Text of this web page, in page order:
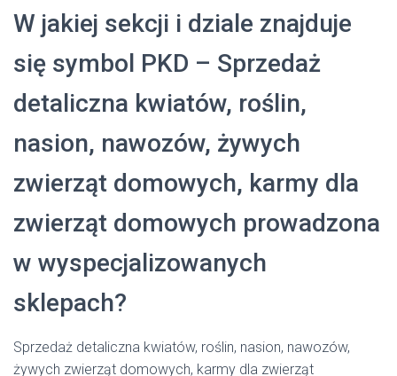
W jakiej sekcji i dziale znajduje
się symbol PKD – Sprzedaż
detaliczna kwiatów, roślin,
nasion, nawozów, żywych
zwierząt domowych, karmy dla
zwierząt domowych prowadzona
w wyspecjalizowanych
sklepach?
Sprzedaż detaliczna kwiatów, roślin, nasion, nawozów,
żywych zwierząt domowych, karmy dla zwierząt